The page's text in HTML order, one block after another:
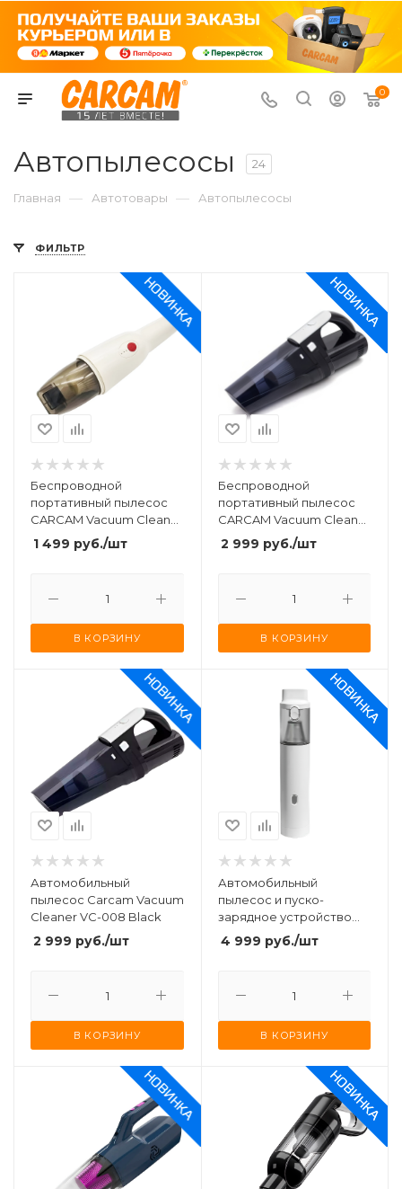
0
Автопылесосы 24
Главная — Автотовары — Автопылесосы
ФИЛЬТР
Беспроводной
портативный пылесос
CARCAM Vacuum Cleaner
DW-198
1 499 руб./шт
В КОРЗИНУ
Беспроводной
портативный пылесос
CARCAM Vacuum Cleaner
VC008 Black
2 999 руб./шт
В КОРЗИНУ
Автомобильный
пылесос Carcam Vacuum
Cleaner VC-008 Black
2 999 руб./шт
В КОРЗИНУ
Автомобильный
пылесос и пуско-
зарядное устройство
Xiaomi Lydsto Emergency
Power Supply and
4 999 руб./шт
В КОРЗИНУ